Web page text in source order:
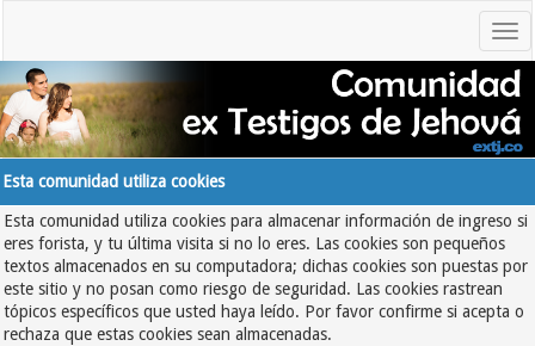
Esta comunidad utiliza cookies
Esta comunidad utiliza cookies para almacenar información de ingreso si
eres forista, y tu última visita si no lo eres. Las cookies son pequeños
textos almacenados en su computadora; dichas cookies son puestas por
este sitio y no posan como riesgo de seguridad. Las cookies rastrean
tópicos específicos que usted haya leído. Por favor confirme si acepta o
rechaza que estas cookies sean almacenadas.